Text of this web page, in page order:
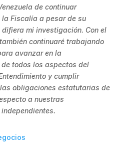
de continuar
la Fiscalía a pesar de su
mi investigación. Con el
continuaré trabajando
avanzar en la
todos los aspectos del
y cumplir
obligaciones estatutarias de
a nuestras